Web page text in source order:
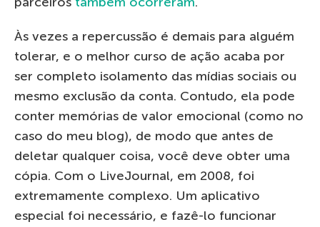
Às vezes a repercussão é demais para alguém
tolerar, e o melhor curso de ação acaba por
ser completo isolamento das mídias sociais ou
mesmo exclusão da conta. Contudo, ela pode
conter memórias de valor emocional (como no
caso do meu blog), de modo que antes de
deletar qualquer coisa, você deve obter uma
cópia. Com o LiveJournal, em 2008, foi
extremamente complexo. Um aplicativo
especial foi necessário, e fazê-lo funcionar